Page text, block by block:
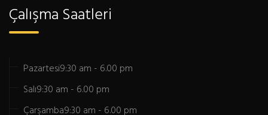
Çalışma Saatleri
Pazartesi9:30 am - 6.00 pm
Salı9:30 am - 6.00 pm
Çarşamba9:30 am - 6.00 pm